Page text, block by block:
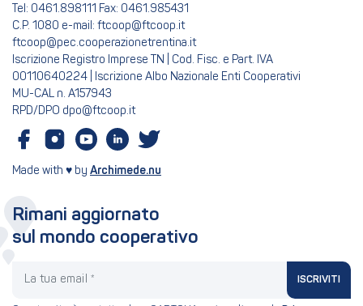
Tel: 0461.898111 Fax: 0461.985431
C.P. 1080 e-mail: ftcoop@ftcoop.it
ftcoop@pec.cooperazionetrentina.it
Iscrizione Registro Imprese TN | Cod. Fisc. e Part. IVA
00110640224 | Iscrizione Albo Nazionale Enti Cooperativi
MU-CAL n. A157943
RPD/DPO dpo@ftcoop.it
Made with ♥ by Archimede.nu
Rimani aggiornato
sul mondo cooperativo
ISCRIVITI